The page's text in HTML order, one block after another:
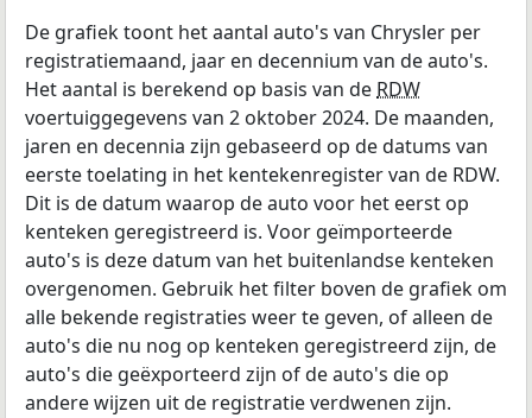
De grafiek toont het aantal auto's van Chrysler per
registratiemaand, jaar en decennium van de auto's.
Het aantal is berekend op basis van de RDW
voertuiggegevens van 2 oktober 2024. De maanden,
jaren en decennia zijn gebaseerd op de datums van
eerste toelating in het kentekenregister van de RDW.
Dit is de datum waarop de auto voor het eerst op
kenteken geregistreerd is. Voor geïmporteerde
auto's is deze datum van het buitenlandse kenteken
overgenomen. Gebruik het filter boven de grafiek om
alle bekende registraties weer te geven, of alleen de
auto's die nu nog op kenteken geregistreerd zijn, de
auto's die geëxporteerd zijn of de auto's die op
andere wijzen uit de registratie verdwenen zijn.